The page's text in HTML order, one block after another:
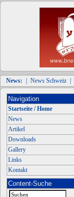
News: News Schweiz
Navigation
Startseite / Home
News
Artikel
Downloads
Gallery
Links
Kontakt
Content-Suche